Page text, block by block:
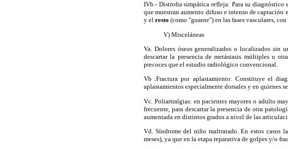
IVb.- Distrofia simpática refleja: Para su diagnóstico
que muestran aumento difuso e intenso de
y el resto (como "guante") en las fases vasculares,
V) Misceláneas
Va. Dolores óseos generalizados o localizados sin
descartar la presencia de metástasis múltiples u
precoces que el estudio radiológico convencional.
Vb .Fractura por aplastamiento: Constituye el
aplastamientos especialmente dorsales y en quienes
Vc. Poliartralgias: en pacientes mayores o adulto
frecuente, para descartar la presencia de otra
aumentada en distintos grados a nivel de las
Vd. Síndrome del niño maltratado. En estos casos
meses), ya que en la etapa reparativa de golpes y/o